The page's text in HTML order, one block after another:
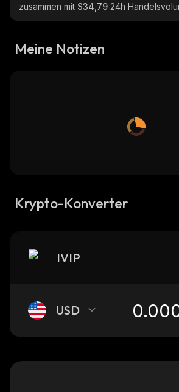
zusammen mit $34,79 24h
Meine Notizen
Krypto-Konverter
IVIP
USD